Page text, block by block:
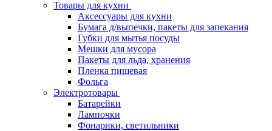
Товары для кухни
Аксессуары для кухни
Бумага д/выпечки, пакеты для запекания
Губки для мытья посуды
Мешки для мусора
Пакеты для льда, хранения
Пленка пищевая
Фольга
Электротовары
Батарейки
Лампочки
Фонарики, светильники